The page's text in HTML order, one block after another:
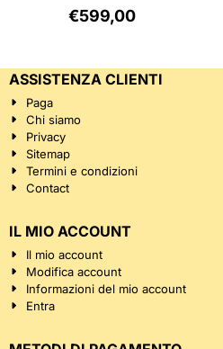
€599,00
ASSISTENZA CLIENTI
Paga
Chi siamo
Privacy
Sitemap
Termini e condizioni
Contact
IL MIO ACCOUNT
Il mio account
Modifica account
Informazioni del mio account
Entra